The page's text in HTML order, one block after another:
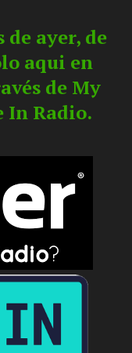
ayer, de
aqui en
de My
In Radio.